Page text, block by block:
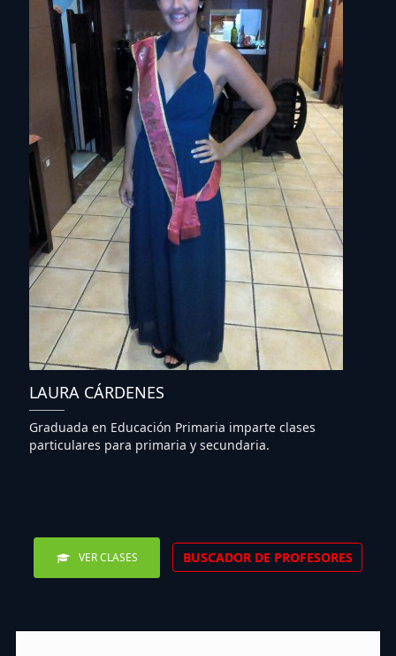
LAURA CÁRDENES
Graduada en Educación Primaria imparte clases
particulares para primaria y secundaria.
VER CLASES BUSCADOR DE PROFESORES